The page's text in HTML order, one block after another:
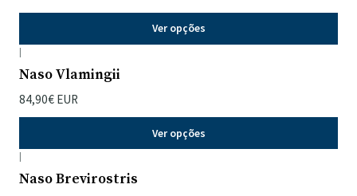
Ver opções
|
Naso Vlamingii
84,90€ EUR
Ver opções
|
Naso Brevirostris